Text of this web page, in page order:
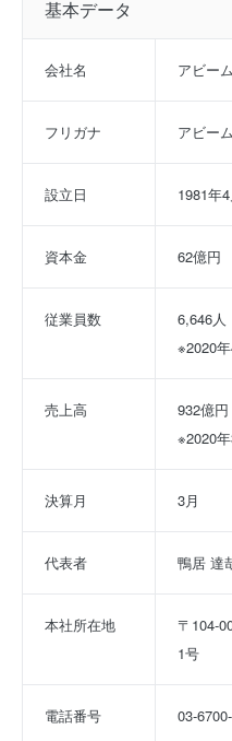
基本データ
会社名 アビー
フリガナ アビー
設立日 1981年4
資本金 62億円
従業員数
6,646人
※2020
売上高
932億円
※2020
決算月 3月
代表者 鴨居 達
本社所在地
〒104-
1号
電話番号 03-